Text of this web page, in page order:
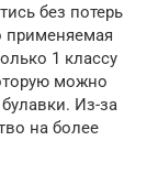
без потерь
применяемая
1 классу
можно
Из-за
на более